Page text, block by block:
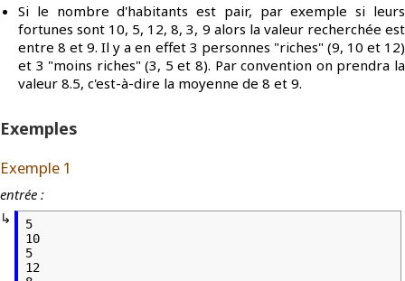
Si le nombre d'habitants est pair, par exemple si leurs
fortunes sont 10, 5, 12, 8, 3, 9 alors la valeur recherchée est
entre 8 et 9. Il y a en effet 3 personnes "riches" (9, 10 et 12)
et 3 "moins riches" (3, 5 et 8). Par convention on prendra la
valeur 8.5, c'est-à-dire la moyenne de 8 et 9.
Exemples
Exemple 1
entrée :
5
10
5
12